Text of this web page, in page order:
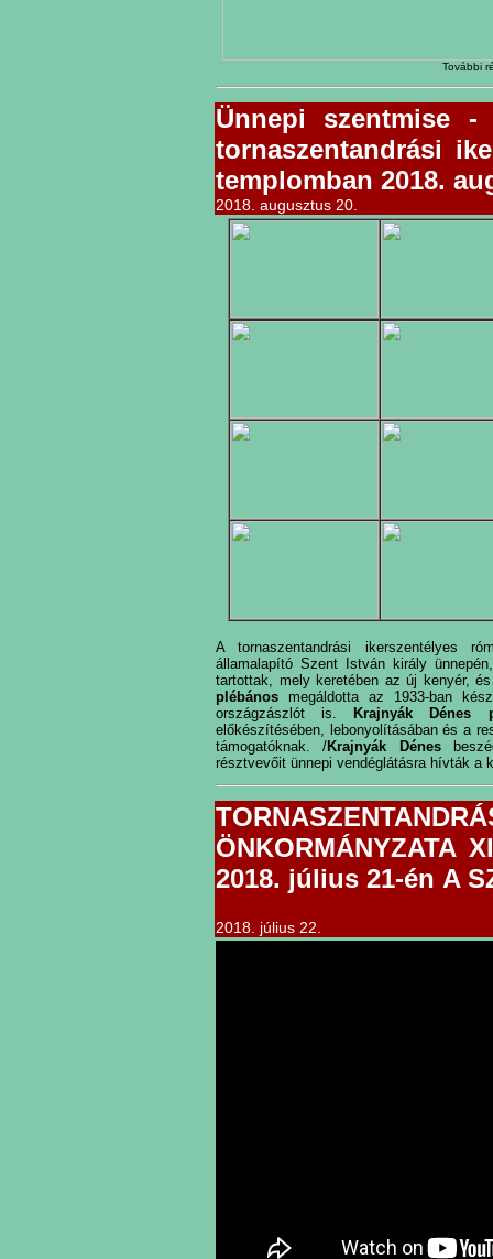
További
Ünnepi szentmise -
tornaszentandrási
templomban 2018.
2018. augusztus 20.
A tornaszentandrási ikerszentélyes
államalapító Szent István király
tartottak, mely keretében az új kenyér,
plébános megáldotta az 1933-ban
országzászlót is.
Krajnyák Dénes
előkészítésében, lebonyolításában és a
támogatóknak. /Krajnyák Dénes
résztvevőit ünnepi vendéglátásra hívták a
ÖNKORMÁNYZATA
2018. július 21-én A
2018. július 22.